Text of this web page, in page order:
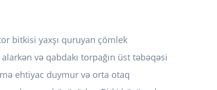
bitkisi yaxşı quruyan çömlek
və qabdakı torpağın üst təbəqəsi
ehtiyac duymur və orta otaq